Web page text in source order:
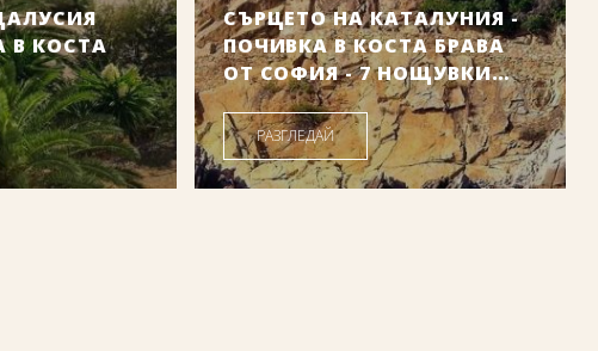
В КОСТА
г.
1593.00 лв.
СЪРЦЕТО НА КАТАЛУНИЯ -
ПОЧИВКА В КОСТА БРАВА
ОТ СОФИЯ - 7 НОЩУВКИ
2026
Дати от: 06.09.2026 г.
Цена от: 755.69 € / 1478.00 лв.
РАЗГЛЕДАЙ